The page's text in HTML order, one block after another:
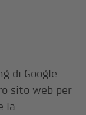
di Google
sito web per
la